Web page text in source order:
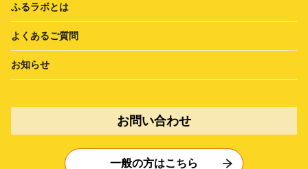
ふるラボとは
よくあるご質問
お知らせ
お問い合わせ
一般の方はこちら